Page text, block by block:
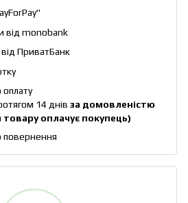
"
від monobank
ПриватБанк
оплату
14 днів за домовленістю
товару оплачує покупець)
повернення